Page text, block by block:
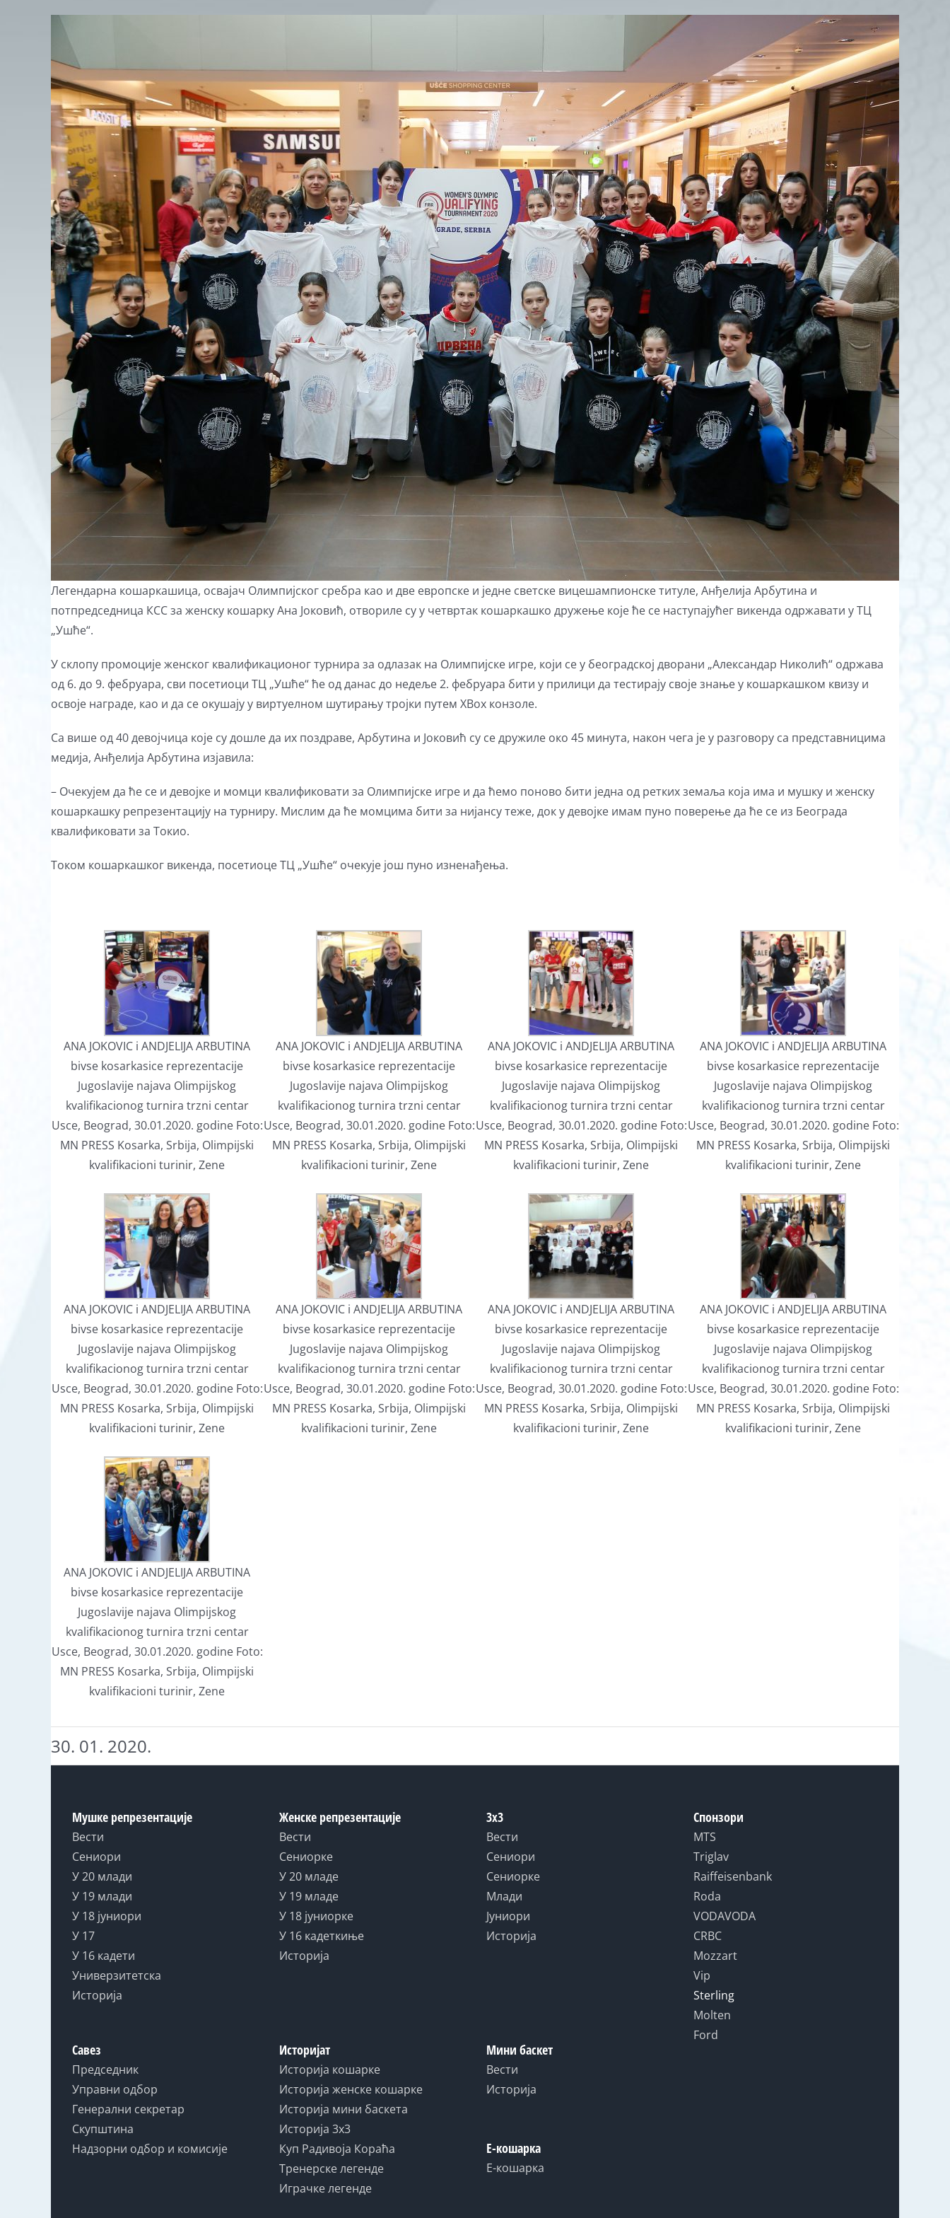
Image
Легендарна кошаркашица, освајач Олимпијског сребра као и две европске и једне светске вицешампионске титуле, Анђелија Арбутина и
потпредседница КСС за женску кошарку Ана Јоковић, отвориле су у четвртак кошаркашко дружење које ће се наступајућег викенда одржавати у ТЦ
„Ушће“.
У склопу промоције женског квалификационог турнира за одлазак на Олимпијске игре, који се у београдској дворани „Александар Николић“ одржава
од 6. до 9. фебруара, сви посетиоци ТЦ „Ушће“ ће од данас до недеље 2. фебруара бити у прилици да тестирају своје знање у кошаркашком квизу и
освоје награде, као и да се окушају у виртуелном шутирању тројки путем XBоx конзоле.
Са више од 40 девојчица које су дошле да их поздраве, Арбутина и Јоковић су се дружиле око 45 минута, након чега је у разговору са представницима
медија, Анђелија Арбутина изјавила:
– Очекујем да ће се и девојке и момци квалификовати за Олимпијске игре и да ћемо поново бити једна од ретких земаља која има и мушку и женску
кошаркашку репрезентацију на турниру. Мислим да ће момцима бити за нијансу теже, док у девојке имам пуно поверење да ће се из Београда
квалификовати за Токио.
Током кошаркашког викенда, посетиоце ТЦ „Ушће“ очекује још пуно изненађења.
ANA JOKOVIC i ANDJELIJA ARBUTINA
bivse kosarkasice reprezentacije
Jugoslavije najava Olimpijskog
kvalifikacionog turnira trzni centar
Usce, Beograd, 30.01.2020. godine Foto:
MN PRESS Kosarka, Srbija, Olimpijski
kvalifikacioni turinir, Zene
ANA JOKOVIC i ANDJELIJA ARBUTINA
bivse kosarkasice reprezentacije
Jugoslavije najava Olimpijskog
kvalifikacionog turnira trzni centar
Usce, Beograd, 30.01.2020. godine Foto:
MN PRESS Kosarka, Srbija, Olimpijski
kvalifikacioni turinir, Zene
ANA JOKOVIC i ANDJELIJA ARBUTINA
bivse kosarkasice reprezentacije
Jugoslavije najava Olimpijskog
kvalifikacionog turnira trzni centar
Usce, Beograd, 30.01.2020. godine Foto:
MN PRESS Kosarka, Srbija, Olimpijski
kvalifikacioni turinir, Zene
ANA JOKOVIC i ANDJELIJA ARBUTINA
bivse kosarkasice reprezentacije
Jugoslavije najava Olimpijskog
kvalifikacionog turnira trzni centar
Usce, Beograd, 30.01.2020. godine Foto:
MN PRESS Kosarka, Srbija, Olimpijski
kvalifikacioni turinir, Zene
ANA JOKOVIC i ANDJELIJA ARBUTINA
bivse kosarkasice reprezentacije
Jugoslavije najava Olimpijskog
kvalifikacionog turnira trzni centar
Usce, Beograd, 30.01.2020. godine Foto:
MN PRESS Kosarka, Srbija, Olimpijski
kvalifikacioni turinir, Zene
ANA JOKOVIC i ANDJELIJA ARBUTINA
bivse kosarkasice reprezentacije
Jugoslavije najava Olimpijskog
kvalifikacionog turnira trzni centar
Usce, Beograd, 30.01.2020. godine Foto:
MN PRESS Kosarka, Srbija, Olimpijski
kvalifikacioni turinir, Zene
ANA JOKOVIC i ANDJELIJA ARBUTINA
bivse kosarkasice reprezentacije
Jugoslavije najava Olimpijskog
kvalifikacionog turnira trzni centar
Usce, Beograd, 30.01.2020. godine Foto:
MN PRESS Kosarka, Srbija, Olimpijski
kvalifikacioni turinir, Zene
ANA JOKOVIC i ANDJELIJA ARBUTINA
bivse kosarkasice reprezentacije
Jugoslavije najava Olimpijskog
kvalifikacionog turnira trzni centar
Usce, Beograd, 30.01.2020. godine Foto:
MN PRESS Kosarka, Srbija, Olimpijski
kvalifikacioni turinir, Zene
ANA JOKOVIC i ANDJELIJA ARBUTINA
bivse kosarkasice reprezentacije
Jugoslavije najava Olimpijskog
kvalifikacionog turnira trzni centar
Usce, Beograd, 30.01.2020. godine Foto:
MN PRESS Kosarka, Srbija, Olimpijski
kvalifikacioni turinir, Zene
30. 01. 2020.
Мушке репрезентације
Вести
Сениори
У 20 млади
У 19 млади
У 18 јуниори
У 17
У 16 кадети
Универзитетска
Историја
Савез
Председник
Управни одбор
Генерални секретар
Скупштина
Надзорни одбор и комисије
Женске репрезентације
Вести
Сениорке
У 20 младе
У 19 младе
У 18 јуниорке
У 16 кадеткиње
Историја
Историјат
Историја кошарке
Историја женске кошарке
Историја мини баскета
Историја 3x3
Куп Радивоја Кораћа
Тренерске легенде
Играчке легенде
3x3
Вести
Сениори
Сениорке
Млади
Јуниори
Историја
Мини баскет
Вести
Историја
Е-кошарка
Е-кошарка
Спонзори
MTS
Triglav
Raiffeisenbank
Roda
VODAVODA
CRBC
Mozzart
Vip
Sterling
Molten
Ford